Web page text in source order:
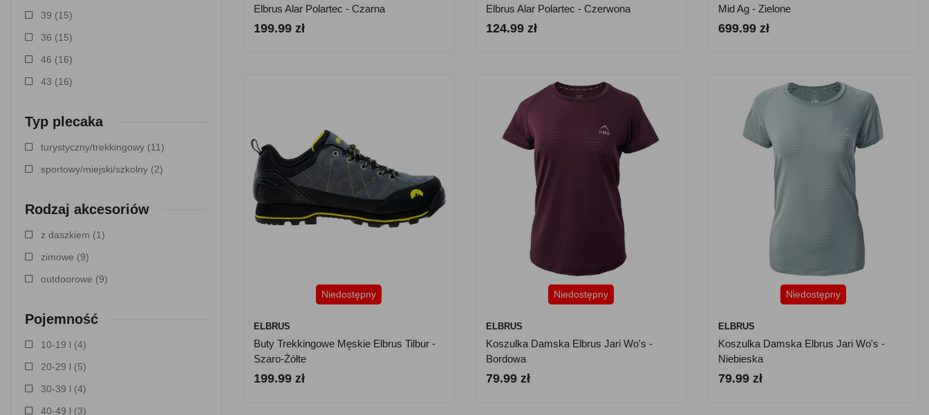
39 (15)
36 (15)
46 (16)
43 (16)
Typ plecaka
turystyczny/trekkingowy (11)
sportowy/miejski/szkolny (2)
Rodzaj akcesoriów
z daszkiem (1)
zimowe (9)
outdoorowe (9)
Pojemność
10-19 l (4)
20-29 l (5)
30-39 l (4)
40-49 l (3)
Elbrus Alar Polartec - Czarna
199.99 zł
Elbrus Alar Polartec - Czerwona
124.99 zł
Mid Ag - Zielone
699.99 zł
Niedostępny
ELBRUS
Buty Trekkingowe Męskie Elbrus Tilbur -
Szaro-Żółte
199.99 zł
Niedostępny
ELBRUS
Koszulka Damska Elbrus Jari Wo's -
Bordowa
79.99 zł
Niedostępny
ELBRUS
Koszulka Damska Elbrus Jari Wo's -
Niebieska
79.99 zł